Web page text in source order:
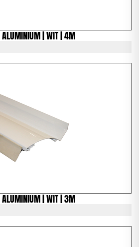
ALUMINIUM | WIT | 4M
ALUMINIUM | WIT | 3M